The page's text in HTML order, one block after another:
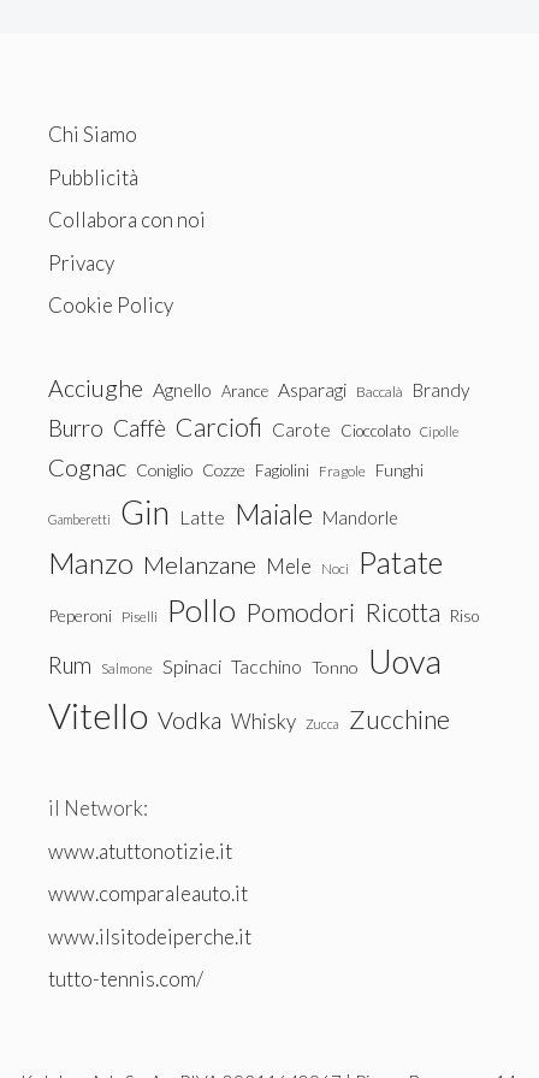
Chi Siamo
Pubblicità
Collabora con noi
Privacy
Cookie Policy
Acciughe Agnello Arance Asparagi Baccalà Brandy
Burro Caffè Carciofi Carote Cioccolato Cipolle
Cognac Coniglio Cozze Fagiolini Fragole Funghi
Gamberetti Gin Latte Maiale Mandorle
Manzo Melanzane Mele Noci Patate
Peperoni Piselli Pollo Pomodori Ricotta Riso
Rum Salmone Spinaci Tacchino Tonno Uova
Vitello Vodka Whisky Zucca Zucchine
il Network:
www.atuttonotizie.it
www.comparaleauto.it
www.ilsitodeiperche.it
tutto-tennis.com/